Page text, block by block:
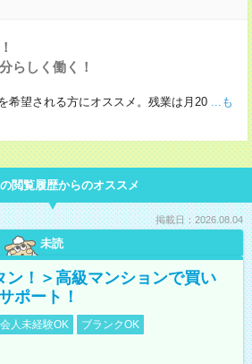
らしく働く！
望される方にオススメ。残業は月20 ...も
閲覧履歴からのオススメ
掲載日：2026.08.04
未読
ン！＞高級マンションで買い
ポート！
人未経験OK
ブランクOK